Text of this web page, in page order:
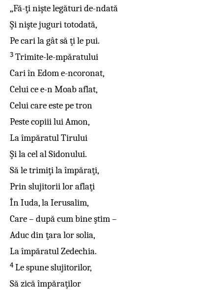
„Fă-ţi nişte legături de-ndată
Şi nişte juguri totodată,
Pe cari la gât să ţi le pui.
3 Trimite-le-mpăratului
Cari în Edom e-ncoronat,
Celui ce e-n Moab aflat,
Celui care este pe tron
Peste copiii lui Amon,
La împăratul Tirului
Şi la cel al Sidonului.
Să le trimiţi la împăraţi,
Prin slujitorii lor aflaţi
În Iuda, la Ierusalim,
Care – după cum bine ştim –
Aduc din ţara lor solia,
La împăratul Zedechia.
4 Le spune slujitorilor,
Să zică împăraţilor